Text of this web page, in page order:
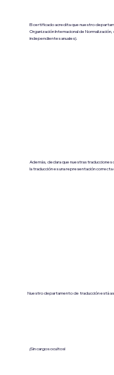
El certificado acredita que nuestro
Organización Internacional de
independientes anuales).
Además, declara que nuestras traducciones
la traducción es una representación
Nuestro departamento de traducción está
¡Sin cargos ocultos!